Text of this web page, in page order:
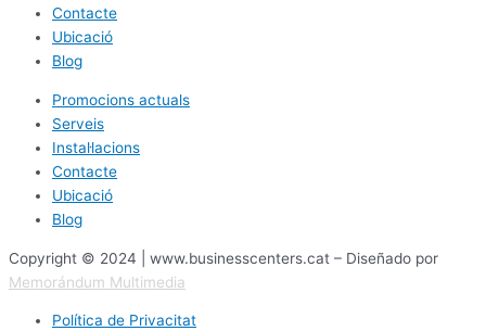
Contacte
Ubicació
Blog
Promocions actuals
Serveis
Instal·lacions
Contacte
Ubicació
Blog
Copyright © 2024 | www.businesscenters.cat – Diseñado por
Memorándum Multimedia
Política de Privacitat